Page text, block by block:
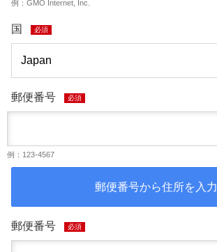
例：GMO Internet, Inc.
国 必須
郵便番号 必須
例：123-4567
郵便番号から住所を入力
郵便番号 必須